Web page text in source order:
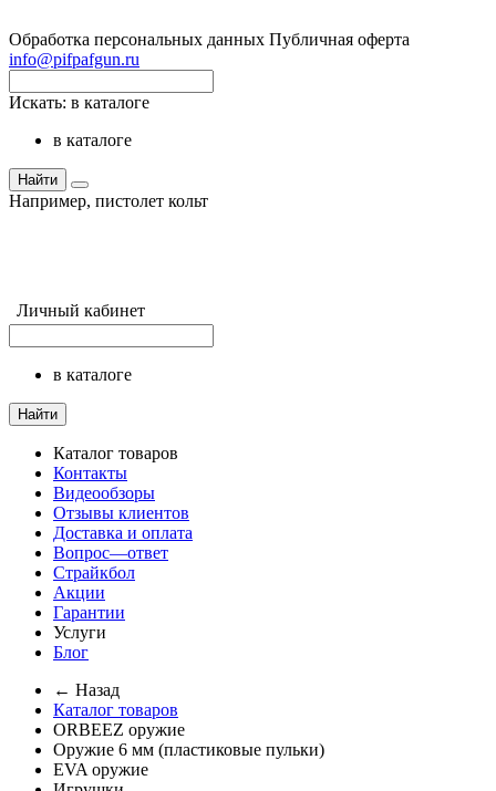
Обработка персональных данных Публичная оферта
info@pifpafgun.ru
Искать: в каталоге
в каталоге
Найти
Например, пистолет кольт
Личный кабинет
в каталоге
Найти
Каталог товаров
Контакты
Видеообзоры
Отзывы клиентов
Доставка и оплата
Вопрос—ответ
Страйкбол
Акции
Гарантии
Услуги
Блог
← Назад
Каталог товаров
ORBEEZ оружие
Оружие 6 мм (пластиковые пульки)
EVA оружие